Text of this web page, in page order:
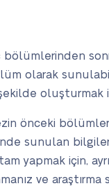
olarak
oluşturmak
önceki
sunulan
yapmak için,
ve araştırma